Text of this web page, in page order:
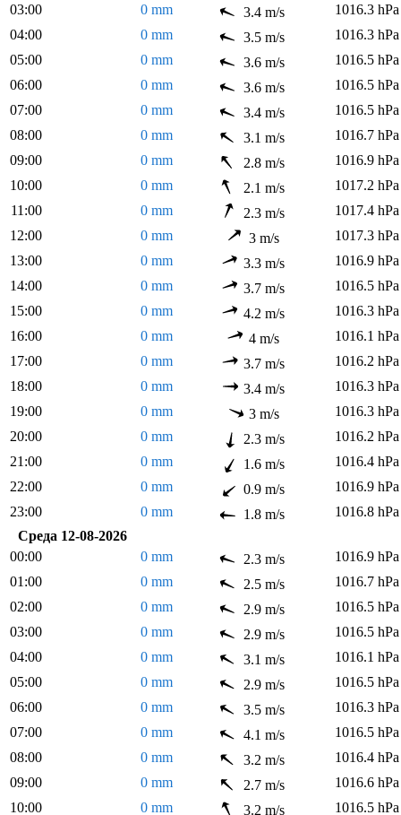
03:00
0 mm 3.4 m/s
1016.3 hPa
04:00
0 mm 3.5 m/s
1016.3 hPa
05:00
0 mm 3.6 m/s
1016.5 hPa
06:00
0 mm 3.6 m/s
1016.5 hPa
07:00
0 mm 3.4 m/s
1016.5 hPa
08:00
0 mm 3.1 m/s
1016.7 hPa
09:00
0 mm 2.8 m/s
1016.9 hPa
10:00
0 mm 2.1 m/s
1017.2 hPa
11:00
0 mm 2.3 m/s
1017.4 hPa
12:00
0 mm 3 m/s
1017.3 hPa
13:00
0 mm 3.3 m/s
1016.9 hPa
14:00
0 mm 3.7 m/s
1016.5 hPa
15:00
0 mm 4.2 m/s
1016.3 hPa
16:00
0 mm 4 m/s
1016.1 hPa
17:00
0 mm 3.7 m/s
1016.2 hPa
18:00
0 mm 3.4 m/s
1016.3 hPa
19:00
0 mm 3 m/s
1016.3 hPa
20:00
0 mm 2.3 m/s
1016.2 hPa
21:00
0 mm 1.6 m/s
1016.4 hPa
22:00
0 mm 0.9 m/s
1016.9 hPa
23:00
0 mm 1.8 m/s
1016.8 hPa
Среда 12-08-2026
00:00
0 mm 2.3 m/s
1016.9 hPa
01:00
0 mm 2.5 m/s
1016.7 hPa
02:00
0 mm 2.9 m/s
1016.5 hPa
03:00
0 mm 2.9 m/s
1016.5 hPa
04:00
0 mm 3.1 m/s
1016.1 hPa
05:00
0 mm 2.9 m/s
1016.5 hPa
06:00
0 mm 3.5 m/s
1016.3 hPa
07:00
0 mm 4.1 m/s
1016.5 hPa
08:00
0 mm 3.2 m/s
1016.4 hPa
09:00
0 mm 2.7 m/s
1016.6 hPa
10:00
0 mm 3.2 m/s 1016.5 hPa